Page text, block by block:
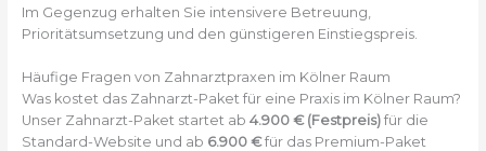
Im Gegenzug erhalten Sie intensivere Betreuung,
Prioritätsumsetzung und den günstigeren Einstiegspreis.
Häufige Fragen von Zahnarztpraxen im Kölner Raum
Was kostet das Zahnarzt-Paket für eine Praxis im Kölner Raum?
Unser Zahnarzt-Paket startet ab 4.900 € (Festpreis)für die
Standard-Website und ab 6.900 €für das Premium-Paket